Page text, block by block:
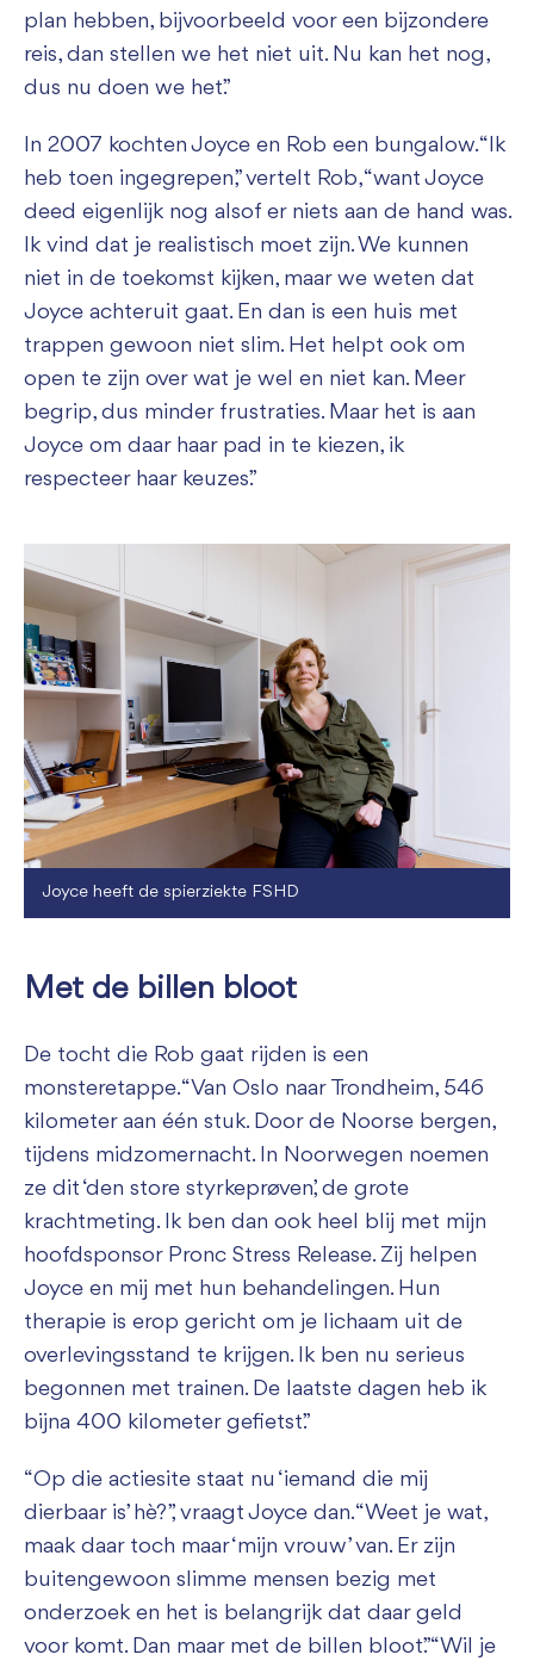
plan hebben, bijvoorbeeld voor een bijzondere
reis, dan stellen we het niet uit. Nu kan het nog,
dus nu doen we het.”
In 2007 kochten Joyce en Rob een bungalow. “Ik
heb toen ingegrepen,” vertelt Rob, “want Joyce
deed eigenlijk nog alsof er niets aan de hand was.
Ik vind dat je realistisch moet zijn. We kunnen
niet in de toekomst kijken, maar we weten dat
Joyce achteruit gaat. En dan is een huis met
trappen gewoon niet slim. Het helpt ook om
open te zijn over wat je wel en niet kan. Meer
begrip, dus minder frustraties. Maar het is aan
Joyce om daar haar pad in te kiezen, ik
respecteer haar keuzes.”
Joyce heeft de spierziekte FSHD
Met de billen bloot
De tocht die Rob gaat rijden is een
monsteretappe. “Van Oslo naar Trondheim, 546
kilometer aan één stuk. Door de Noorse bergen,
tijdens midzomernacht. In Noorwegen noemen
ze dit ‘den store styrkeprøven’, de grote
krachtmeting. Ik ben dan ook heel blij met mijn
hoofdsponsor Pronc Stress Release. Zij helpen
Joyce en mij met hun behandelingen. Hun
therapie is erop gericht om je lichaam uit de
overlevingsstand te krijgen. Ik ben nu serieus
begonnen met trainen. De laatste dagen heb ik
bijna 400 kilometer gefietst.”
“Op die actiesite staat nu ‘iemand die mij
dierbaar is’ hè?”, vraagt Joyce dan. “Weet je wat,
maak daar toch maar ‘mijn vrouw’ van. Er zijn
buitengewoon slimme mensen bezig met
onderzoek en het is belangrijk dat daar geld
voor komt. Dan maar met de billen bloot.” “Wil je